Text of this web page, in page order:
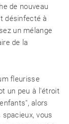
de nouveau
désinfecté à
un mélange
de la
fleurisse
un peu à l'étroit
alors
vous